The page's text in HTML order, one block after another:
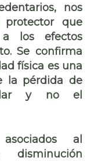
nos
que
los efectos
Se confirma
física es una
la pérdida de
y no el
al